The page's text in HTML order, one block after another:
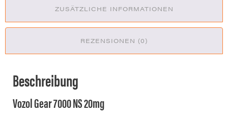
ZUSÄTZLICHE INFORMATIONEN
REZENSIONEN (0)
Beschreibung
Vozol Gear 7000 NS 20mg